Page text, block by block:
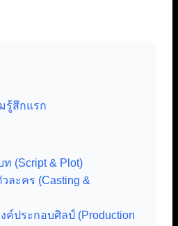
รู้สึกแรก
ท (Script & Plot)
ละคร (Casting &
ค์ประกอบศิลป์ (Production